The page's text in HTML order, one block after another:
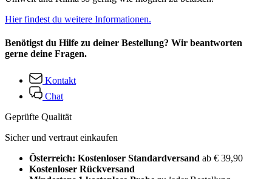
Hier findest du weitere Informationen.
Benötigst du Hilfe zu deiner Bestellung? Wir beantworten
gerne deine Fragen.
Kontakt
Chat
Geprüfte Qualität
Sicher und vertraut einkaufen
Österreich: Kostenloser Standardversand ab € 39,90
Kostenloser Rückversand